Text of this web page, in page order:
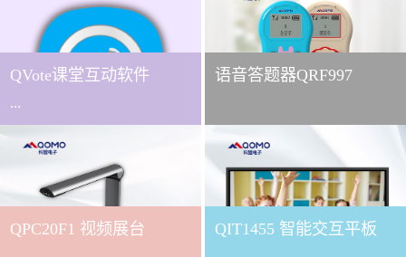
QVote课堂互动软件
...
下载QVote授课软件课堂互
动的质量直接影响教学效
果与学生参与度。作为
语音答题器QRF997
QPC20F1 视频展台 QIT1455 智能交互平板